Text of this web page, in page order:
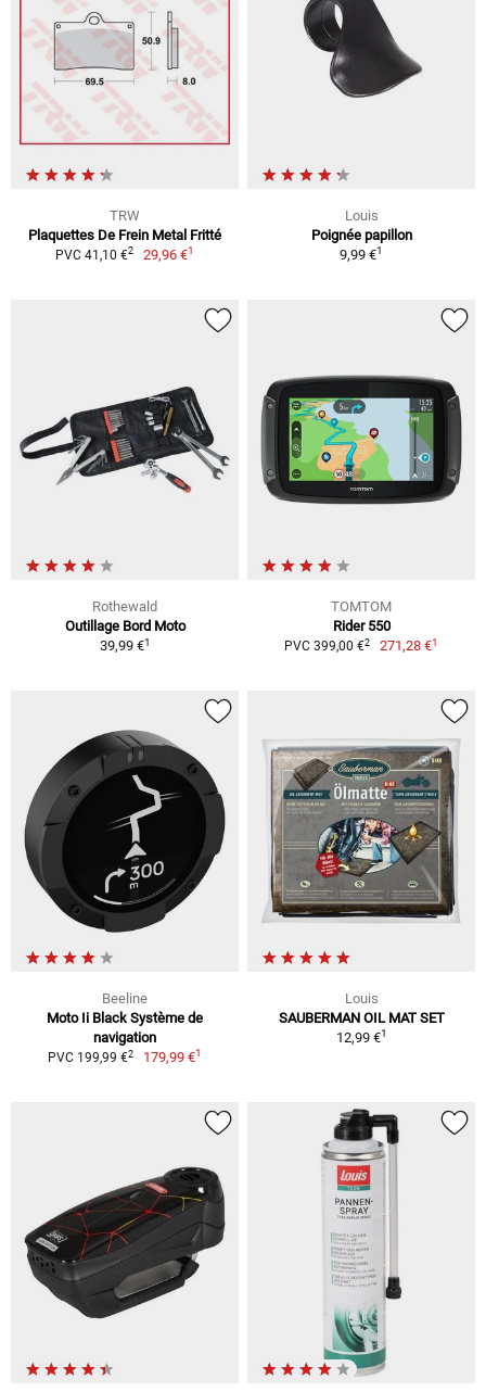
TRW
Plaquettes De Frein Metal Fritté
PVC 41,10 €2 29,96 €1
Louis
Poignée papillon
9,99 €1
Rothewald
Outillage Bord Moto
39,99 €1
TOMTOM
Rider 550
PVC 399,00 €2 271,28 €1
Beeline
Moto Ii Black Système de
navigation
PVC 199,99 €2 179,99 €1
Louis
SAUBERMAN OIL MAT SET
12,99 €1